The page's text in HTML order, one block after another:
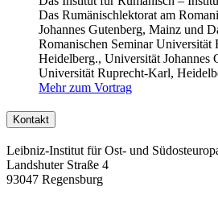
Das Rumänischlektorat am
Johannes Gutenberg, Mainz und
Romanischen Seminar Universität
Heidelberg., Universität Johannes
Universität Ruprecht-Karl,
Mehr zum Vortrag
Kontakt
Leibniz-Institut für Ost- und
Landshuter Straße 4
93047 Regensburg